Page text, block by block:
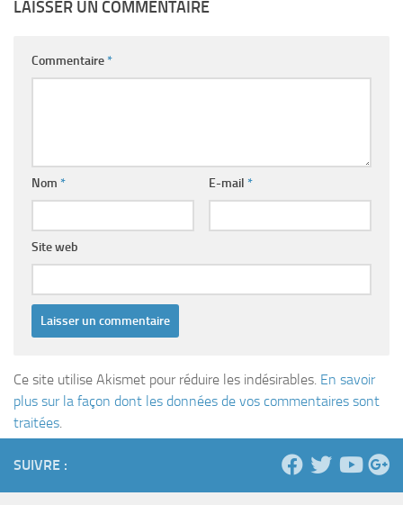
LAISSER UN COMMENTAIRE
Commentaire*
Nom * E-mail *
Site web
Ce site utilise Akismet pour réduire les indésirables. En savoir
plus sur la façon dont les données de vos commentaires sont
traitées.
SUIVRE :